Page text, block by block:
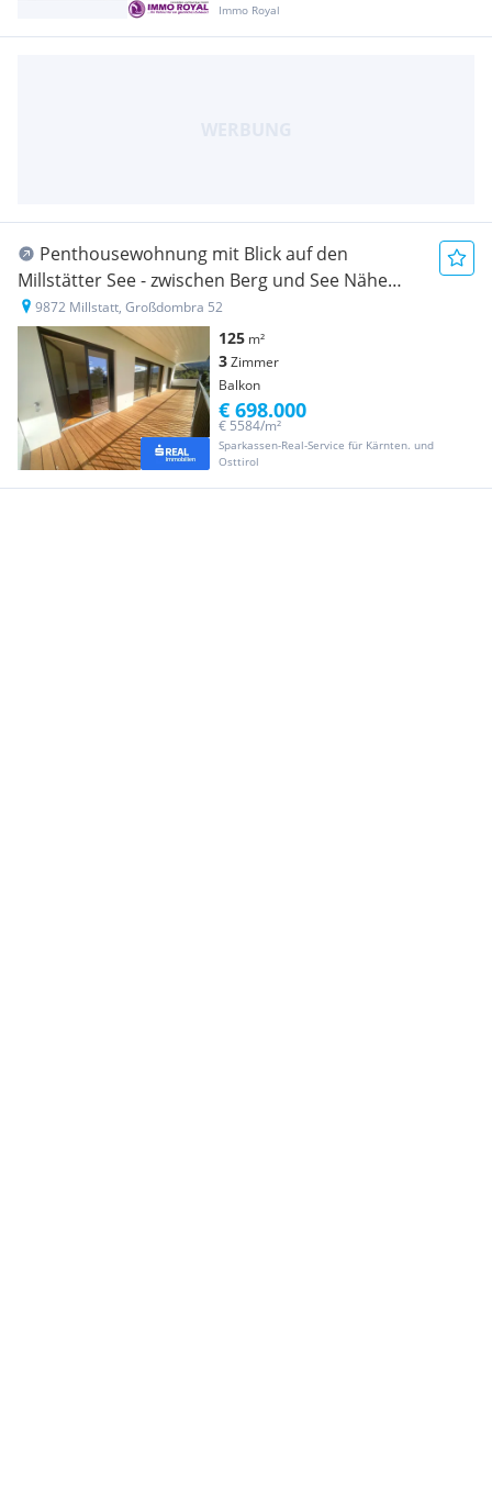
Immo Royal
Penthousewohnung mit Blick auf den
Millstätter See - zwischen Berg und See Nähe
Golfplatz!
9872 Millstatt, Großdombra 52
125 m²
3Zimmer
Balkon
Sparkassen-Real-Service für Kärnten. und
Osttirol
€ 5584/m²
€ 698.000